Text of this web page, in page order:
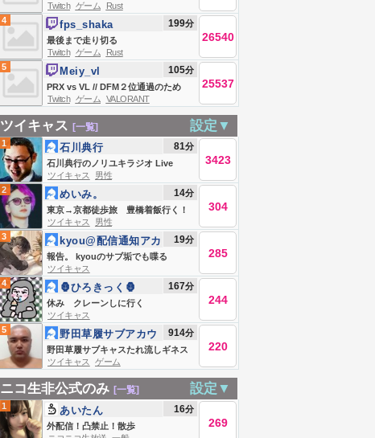
おおおおおお
Twitch ゲーム
Rust
4
最後まで走り切る
fps_shaka 199分
26540
Twitch ゲーム
Rust
5
PRX vs VL // DFM２位通過のため
に。PRX全力応援チャンネル
#VCTWatchParty
Meiy_vl 105分
25537
Twitch ゲーム VALORANT
ツイキャス [一覧] 設定▼
1
石川典行のノリユキラジオ Live
#839289597
石川典行 81分
3423
ツイキャス
男性
2
東京→京都徒歩旅 豊橋着飯行く！
今日もなんとか。
めいみ。 14分
304
ツイキャス
男性
3
報告。 kyouのサブ垢でも喋る
kyou@配信通知アカ
ウント
19分
285
ツイキャス
4
休み クレーンしに行く
🦍ひろきっく🦍 167分
244
ツイキャス
5
野田草履サブキャスたれ流しギネス
記録 Live #839271769
野田草履サブアカウ
ント
914分
220
ツイキャス ゲーム
ニコ生非公式のみ [一覧] 設定▼
1
外配信！凸禁止！散歩
あいたん 16分
269